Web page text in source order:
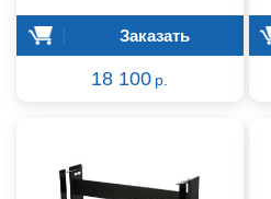
Заказать
18 100 р.